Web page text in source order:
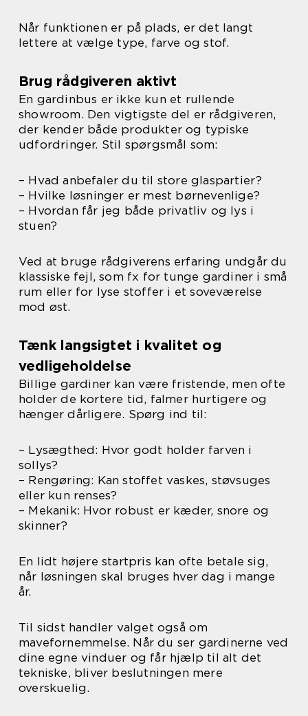
Når funktionen er på plads, er det langt
lettere at vælge type, farve og stof.
Brug rådgiveren aktivt
En gardinbus er ikke kun et rullende
showroom. Den vigtigste del er rådgiveren,
der kender både produkter og typiske
udfordringer. Stil spørgsmål som:
– Hvad anbefaler du til store glaspartier?
– Hvilke løsninger er mest børnevenlige?
– Hvordan får jeg både privatliv og lys i
stuen?
Ved at bruge rådgiverens erfaring undgår du
klassiske fejl, som fx for tunge gardiner i små
rum eller for lyse stoffer i et soveværelse
mod øst.
Tænk langsigtet i kvalitet og
vedligeholdelse
Billige gardiner kan være fristende, men ofte
holder de kortere tid, falmer hurtigere og
hænger dårligere. Spørg ind til:
– Lysægthed: Hvor godt holder farven i
sollys?
– Rengøring: Kan stoffet vaskes, støvsuges
eller kun renses?
– Mekanik: Hvor robust er kæder, snore og
skinner?
En lidt højere startpris kan ofte betale sig,
når løsningen skal bruges hver dag i mange
år.
Til sidst handler valget også om
mavefornemmelse. Når du ser gardinerne ved
dine egne vinduer og får hjælp til alt det
tekniske, bliver beslutningen mere
overskuelig.